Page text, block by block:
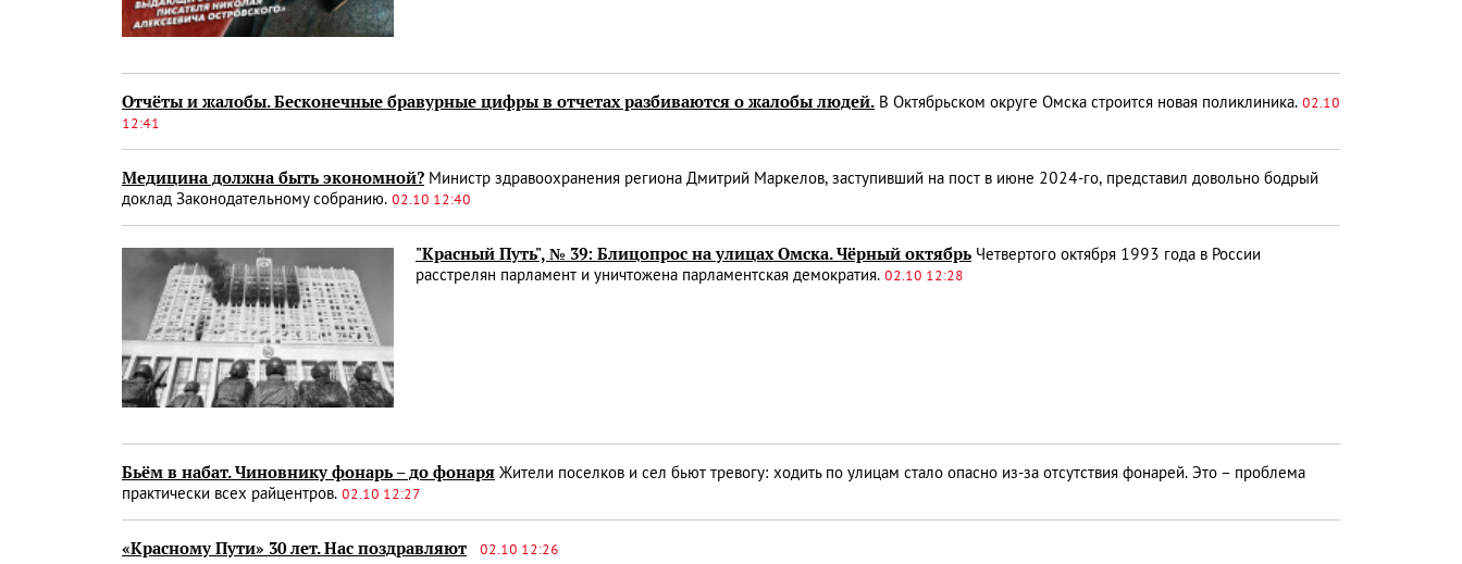
Отчёты и жалобы. Бесконечные бравурные цифры в отчетах разбиваются о жалобы людей. В Октябрьском округе Омска строится новая поликлиника. 02.10
12:41
Медицина должна быть экономной? Министр здравоохранения региона Дмитрий Маркелов, заступивший на пост в июне 2024-го, представил довольно бодрый
доклад Законодательному собранию. 02.10 12:40
"Красный Путь", № 39: Блицопрос на улицах Омска. Чёрный октябрь Четвертого октября 1993 года в России
расстрелян парламент и уничтожена парламентская демократия. 02.10 12:28
Бьём в набат. Чиновнику фонарь – до фонаря Жители поселков и сел бьют тревогу: ходить по улицам стало опасно из-за отсутствия фонарей. Это – проблема
практически всех райцентров. 02.10 12:27
«Красному Пути» 30 лет. Нас поздравляют 02.10 12:26